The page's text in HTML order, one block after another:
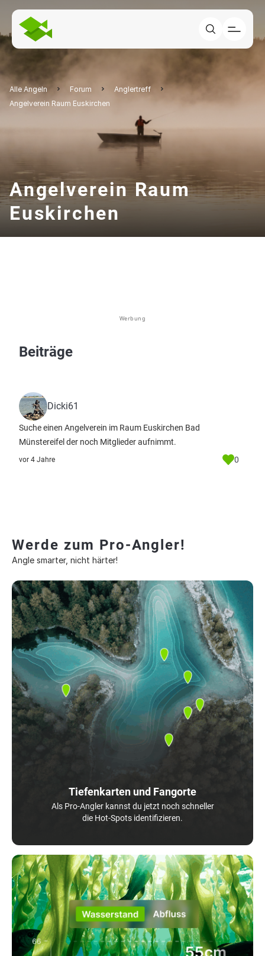
Alle Angeln Forum
Anglertreff
Angelverein Raum Euskirchen
Angelverein Raum
Euskirchen
Werbung
Beiträge
Dicki61
Suche einen Angelverein im Raum Euskirchen Bad
Münstereifel der noch Mitglieder aufnimmt.
vor 4 Jahre 0
Werde zum Pro-Angler!
Angle smarter, nicht härter!
Tiefenkarten und Fangorte
Als Pro-Angler kannst du jetzt noch schneller
die Hot-Spots identifizieren.